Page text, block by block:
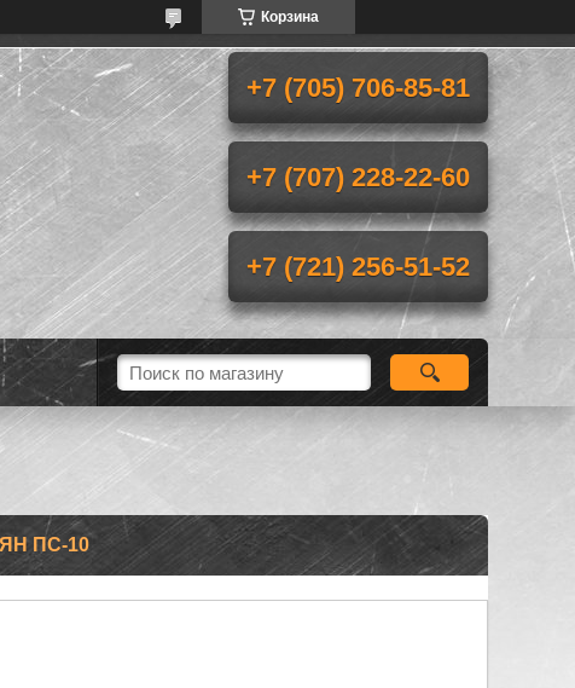
Корзина
+7 (705) 706-85-81
+7 (707) 228-22-60
+7 (721) 256-51-52
ПС-10